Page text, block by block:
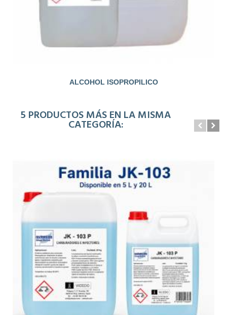
ALCOHOL ISOPROPILICO
5 PRODUCTOS MÁS EN LA MISMA
CATEGORÍA: